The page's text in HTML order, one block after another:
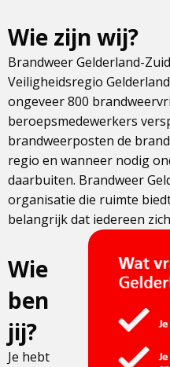
Wie zijn wij?
Brandweer Gelderland-
Veiligheidsregio
ongeveer 800
beroepsmedewerkers
brandweerposten de
regio en wanneer nodig
daarbuiten. Brandweer
organisatie die ruimte
belangrijk dat iedereen
Wie
ben
jij?
Je hebt